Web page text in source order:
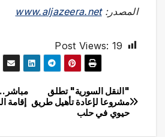
المصدر:www.aljazeera.net
Post Views: 19
تصفّح
المقالات
إقامة
"النقل السورية" تطلق
مشروعا لإعادة تأهيل طريق
حيوي في حلب